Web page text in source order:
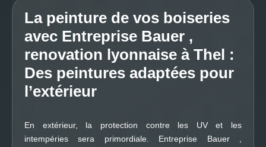
La peinture de vos boiseries
avec Entreprise Bauer ,
renovation lyonnaise à Thel :
Des peintures adaptées pour
l’extérieur
En extérieur, la protection contre les UV et les
intempéries sera primordiale. Entreprise Bauer ,